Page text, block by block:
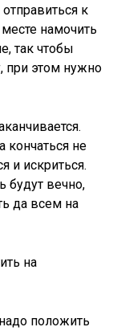
к
намочить
так чтобы
при этом нужно
кончаться не
и искриться.
будут вечно,
да всем на
на
положить